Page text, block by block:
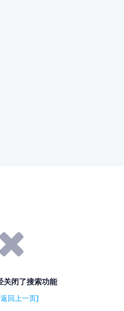
关闭了搜索功能
回上一页]